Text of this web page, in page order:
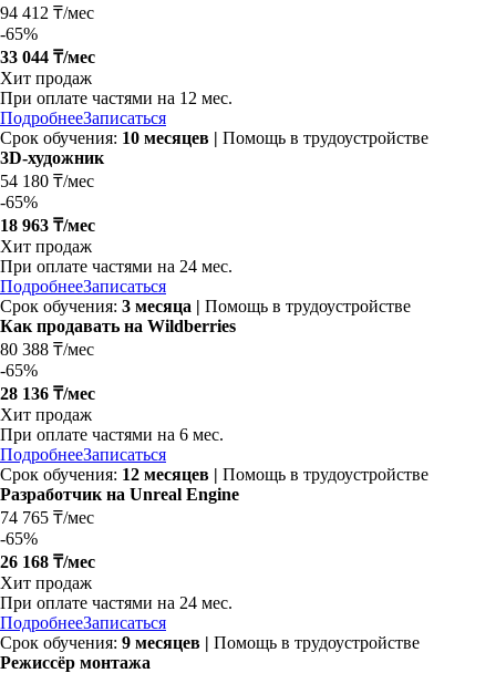
94 412 ₸/мес
-65%
33 044 ₸/мес
Хит продаж
При оплате частями на 12 мес.
ПодробнееЗаписаться
Срок обучения: 10 месяцев | Помощь в трудоустройстве
3D-художник
54 180 ₸/мес
-65%
18 963 ₸/мес
Хит продаж
При оплате частями на 24 мес.
ПодробнееЗаписаться
Срок обучения: 3 месяца | Помощь в трудоустройстве
Как продавать на Wildberries
80 388 ₸/мес
-65%
28 136 ₸/мес
Хит продаж
При оплате частями на 6 мес.
ПодробнееЗаписаться
Срок обучения: 12 месяцев | Помощь в трудоустройстве
Разработчик на Unreal Engine
74 765 ₸/мес
-65%
26 168 ₸/мес
Хит продаж
При оплате частями на 24 мес.
ПодробнееЗаписаться
Срок обучения: 9 месяцев | Помощь в трудоустройстве
Режиссёр монтажа